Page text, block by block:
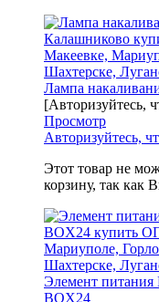
Лампа
[Авторизуйтесь,
Просмотр
Авторизуйтесь,
Этот товар не
корзину, так как
Элемент
BOX24